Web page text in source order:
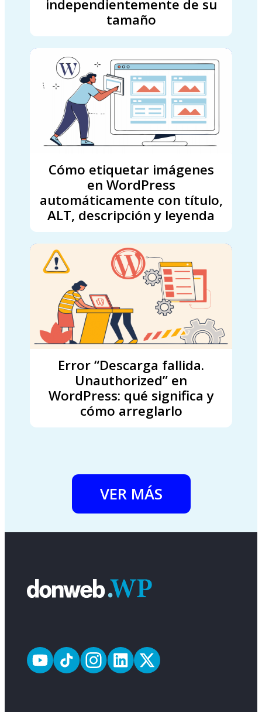
independientemente de su
tamaño
Cómo etiquetar imágenes
en WordPress
automáticamente con título,
ALT, descripción y leyenda
Error “Descarga fallida.
Unauthorized” en
WordPress: qué significa y
cómo arreglarlo
VER MÁS